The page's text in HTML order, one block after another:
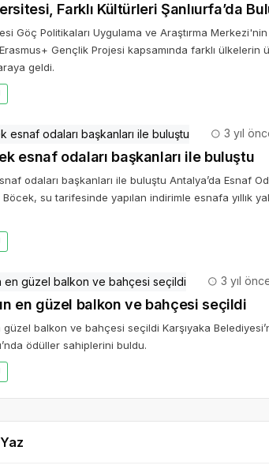
Farklı Kültürleri Şanlıurfa’da
Göç Politikaları Uygulama ve Araştırma Merkezi'nin
Gençlik Projesi kapsamında farklı
geldi.
3 yıl
esnaf odaları başkanları ile buluştu
odaları başkanları ile buluştu Antalya’da Esnaf
su tarifesinde yapılan indirimle esnafa yıllık
3 yıl
en güzel balkon ve bahçesi seçildi
güzel balkon ve bahçesi seçildi Karşıyaka
ödüller sahiplerini buldu.